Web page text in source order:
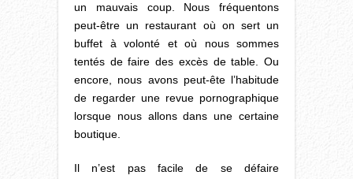
un mauvais coup. Nous fréquentons
peut-être un restaurant où on sert un
buffet à volonté et où nous sommes
tentés de faire des excès de table. Ou
encore, nous avons peut-ête l’habitude
de regarder une revue pornographique
lorsque nous allons dans une certaine
boutique.
Il n’est pas facile de se défaire